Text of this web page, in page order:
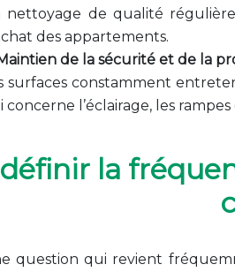
nettoyage de qualité
des appartements.
de la sécurité et de la
surfaces constamment
concerne l’éclairage, les
la
question qui revient